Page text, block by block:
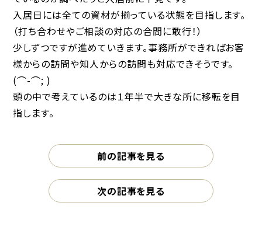
入居日には全ての資材が揃っている状態を目指します。
（打ち合わせやご相談の対応の合間に敢行！）
少しずつですが進めていきます。事務所ができればお客
様からの訪問や知人からの訪問も対応できそうです。
(⌒-⌒; )
頭の中で考えているのは１年半で大きな所に移転を目
指します。
前の記事を見る
次の記事を見る